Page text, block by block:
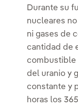
Durante su
nucleares
ni gases de
cantidad de
combustible
del uranio y
constante y
horas los